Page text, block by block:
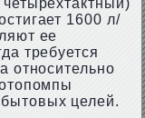
1600 л/
ее
требуется
относительно
целей.